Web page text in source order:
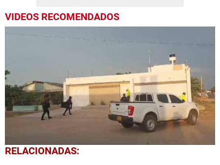
VIDEOS RECOMENDADOS
0
seconds
RELACIONADAS: